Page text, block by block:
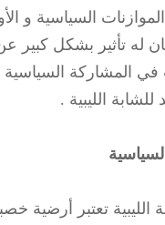
السياسية و
له تأثير بشكل
في المشاركة
الليبية .
الليبية تعتبر أرضية